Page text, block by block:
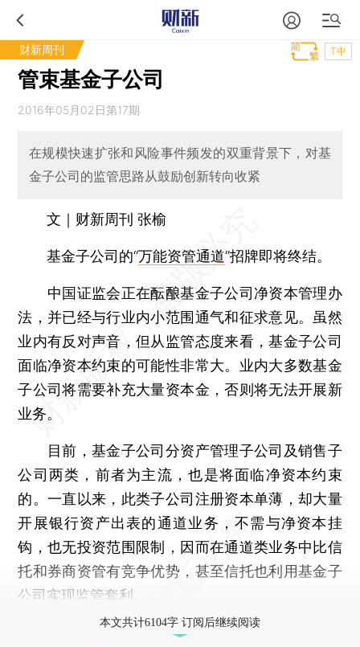
财新周刊 T中
管束基金子公司
2016年05月02日第17期
在规模快速扩张和风险事件频发的双重背景下，对基
金子公司的监管思路从鼓励创新转向收紧
文｜财新周刊 张榆
基金子公司的“万能资管通道”招牌即将终结。
中国证监会正在酝酿基金子公司净资本管理办
法，并已经与行业内小范围通气和征求意见。虽然
业内有反对声音，但从监管态度来看，基金子公司
面临净资本约束的可能性非常大。业内大多数基金
子公司将需要补充大量资本金，否则将无法开展新
业务。
目前，基金子公司分资产管理子公司及销售子
公司两类，前者为主流，也是将面临净资本约束
的。一直以来，此类子公司注册资本单薄，却大量
开展银行资产出表的通道业务，不需与净资本挂
钩，也无投资范围限制，因而在通道类业务中比信
托和券商资管有竞争优势，甚至信托也利用基金子
公司实现监管套利。
本文共计6104字 订阅后继续阅读